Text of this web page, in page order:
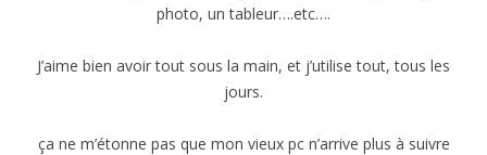
photo, un tableur….etc….
J’aime bien avoir tout sous la main, et j’utilise tout, tous les
jours.
ça ne m’étonne pas que mon vieux pc n’arrive plus à suivre